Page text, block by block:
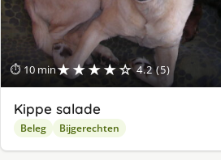
⏱ 10 min★★★★☆ 4.2 (5)
Kippe salade
Beleg Bijgerechten